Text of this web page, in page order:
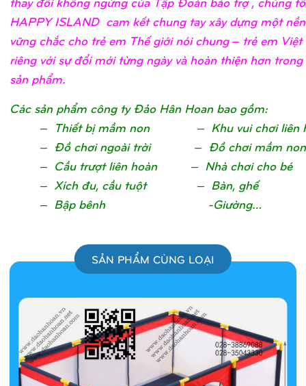
HAPPY ISLAND cam kết chung tay xây dựng một
vững chắc cho trẻ em Thế giới nói chung – trẻ em
riêng với sự đổi mới từng ngày và hoàn thiện hơn
sản phẩm.
Các sản phẩm công ty Đảo Hân Hoan bao gồm:
– Thiết bị mầm non – Khu vui chơi liên
– Đồ chơi ngoài trời – Đồ chơi mầm non
– Cầu trượt liên hoàn – Nhà chơi cho bé
– Xích đu, cầu tuột – Bàn, ghế
– Bập bênh -Giường…
SẢN PHẨM CÙNG LOẠI